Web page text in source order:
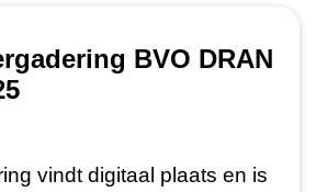
BVO DRAN
vindt digitaal plaats en is